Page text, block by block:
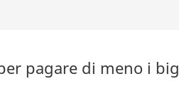
pagare di meno i